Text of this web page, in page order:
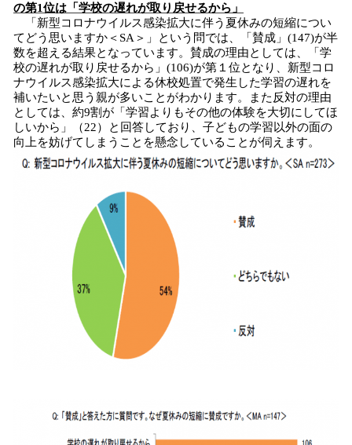
の第1位は「学校の遅れが取り戻せるから」
「新型コロナウイルス感染拡大に伴う夏休みの短縮につい
てどう思いますか＜SA＞」という問では、「賛成」(147)が半
数を超える結果となっています。賛成の理由としては、「学
校の遅れが取り戻せるから」(106)が第１位となり、新型コロ
ナウイルス感染拡大による休校処置で発生した学習の遅れを
補いたいと思う親が多いことがわかります。また反対の理由
としては、約9割が「学習よりもその他の体験を大切にしてほ
しいから」（22）と回答しており、子どもの学習以外の面の
向上を妨げてしまうことを懸念していることが伺えます。